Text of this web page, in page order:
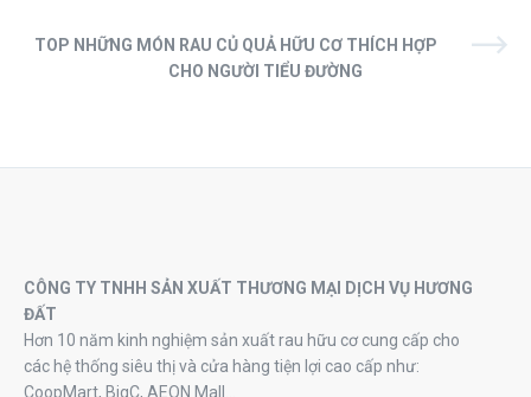
TOP NHỮNG MÓN RAU CỦ QUẢ HỮU CƠ THÍCH HỢP
CHO NGƯỜI TIỂU ĐƯỜNG
CÔNG TY TNHH SẢN XUẤT THƯƠNG MẠI DỊCH VỤ HƯƠNG
ĐẤT
Hơn 10 năm kinh nghiệm sản xuất rau hữu cơ cung cấp cho
các hệ thống siêu thị và cửa hàng tiện lợi cao cấp như:
CoopMart, BigC, AEON Mall…